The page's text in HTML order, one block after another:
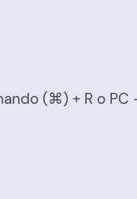
(⌘) + R o PC